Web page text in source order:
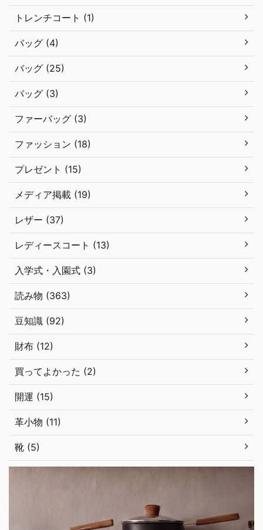
トレンチコート (1)
バッグ (4)
バッグ (25)
バッグ (3)
ファーバッグ (3)
ファッション (18)
プレゼント (15)
メディア掲載 (19)
レザー (37)
レディースコート (13)
入学式・入園式 (3)
読み物 (363)
豆知識 (92)
財布 (12)
買ってよかった (2)
開運 (15)
革小物 (11)
靴 (5)